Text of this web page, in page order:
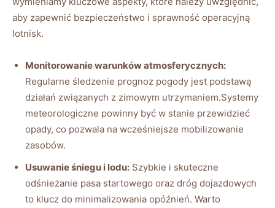
aby zapewnić bezpieczeństwo ‍i sprawność operacyjną⁤
lotnisk.
Monitorowanie warunków atmosferycznych:
Regularne śledzenie ‌prognoz pogody jest podstawą
działań związanych⁣ z zimowym utrzymaniem.Systemy
meteorologiczne powinny być w stanie przewidzieć
opady, ‌co‍ pozwala na wcześniejsze⁣ mobilizowanie
zasobów.
Usuwanie śniegu i ⁣lodu: Szybkie i skuteczne
⁢odśnieżanie pasa startowego oraz dróg​ dojazdowych
to klucz do minimalizowania opóźnień. Warto